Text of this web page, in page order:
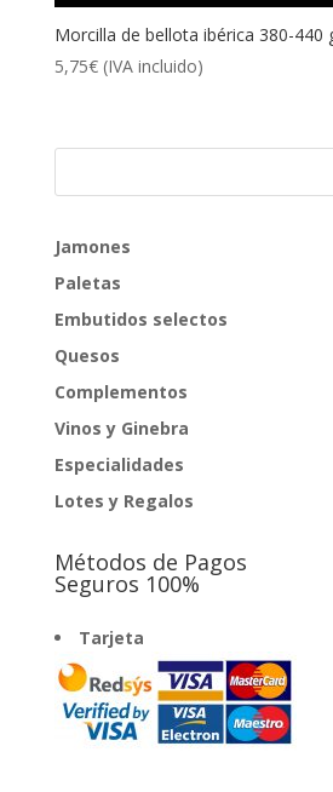
Morcilla de bellota ibérica 380-440
5,75€ (IVA incluido)
Jamones
Paletas
Embutidos selectos
Quesos
Complementos
Vinos y Ginebra
Especialidades
Lotes y Regalos
Métodos de Pagos
Seguros 100%
Tarjeta